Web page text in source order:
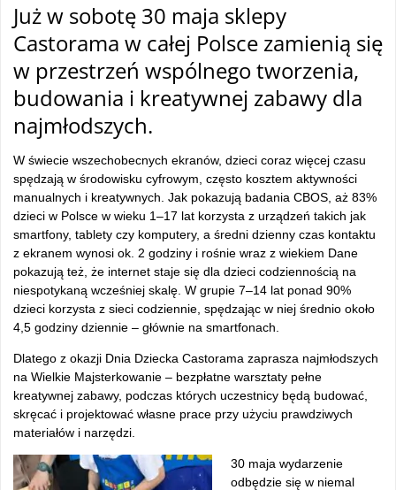
Już w sobotę 30 maja sklepy
Castorama w całej Polsce zamienią się
w przestrzeń wspólnego tworzenia,
budowania i kreatywnej zabawy dla
najmłodszych.
W świecie wszechobecnych ekranów, dzieci coraz więcej czasu
spędzają w środowisku cyfrowym, często kosztem aktywności
manualnych i kreatywnych. Jak pokazują badania CBOS, aż 83%
dzieci w Polsce w wieku 1–17 lat korzysta z urządzeń takich jak
smartfony, tablety czy komputery, a średni dzienny czas kontaktu
z ekranem wynosi ok. 2 godziny i rośnie wraz z wiekiem Dane
pokazują też, że internet staje się dla dzieci codziennością na
niespotykaną wcześniej skalę. W grupie 7–14 lat ponad 90%
dzieci korzysta z sieci codziennie, spędzając w niej średnio około
4,5 godziny dziennie – głównie na smartfonach.
Dlatego z okazji Dnia Dziecka Castorama zaprasza najmłodszych
na Wielkie Majsterkowanie – bezpłatne warsztaty pełne
kreatywnej zabawy, podczas których uczestnicy będą budować,
skręcać i projektować własne prace przy użyciu prawdziwych
materiałów i narzędzi.
30 maja wydarzenie
odbędzie się w niemal